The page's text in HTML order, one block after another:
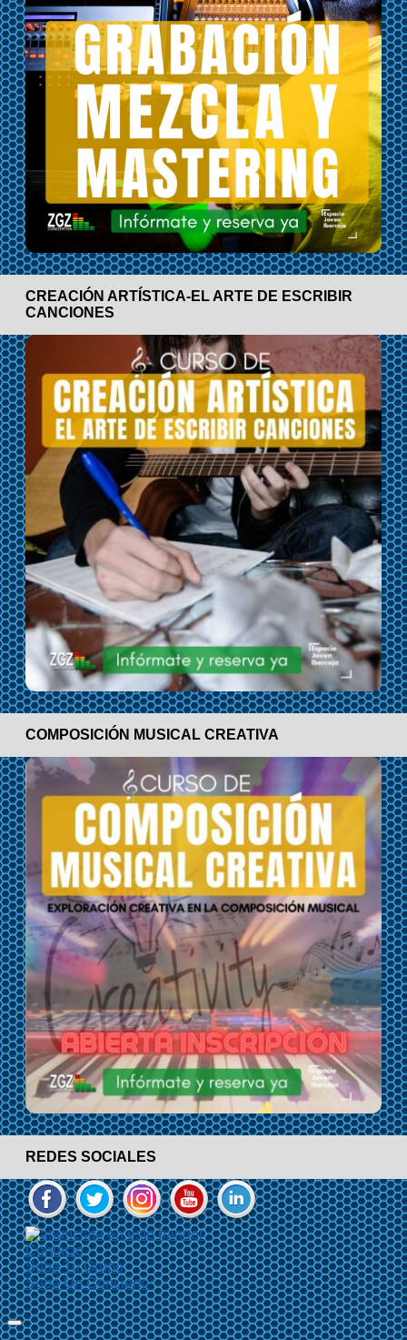
CREACIÓN ARTÍSTICA-EL ARTE DE ESCRIBIR
CANCIONES
COMPOSICIÓN MUSICAL CREATIVA
REDES SOCIALES
Contacto
Sube Tu Grupo
Sube Un Concierto